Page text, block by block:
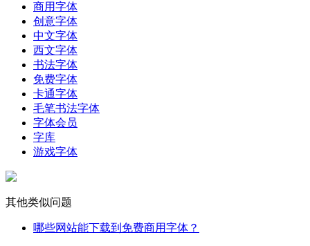
商用字体
创意字体
中文字体
西文字体
书法字体
免费字体
卡通字体
毛笔书法字体
字体会员
字库
游戏字体
其他类似问题
哪些网站能下载到免费商用字体？